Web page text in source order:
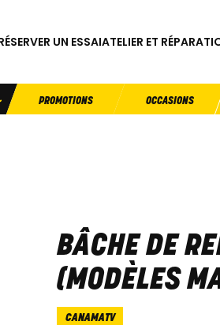
UN ESSAIATELIER ET
PROMOTIONS OCCASIONS
BÂCHE DE
(MODÈLES
CANAMATV